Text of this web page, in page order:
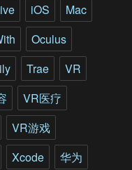
在
2018
年
集
中
爆
发
iOS
Mac
Oculus
Trae
VR
VR医疗
VR游戏
Xcode 华为